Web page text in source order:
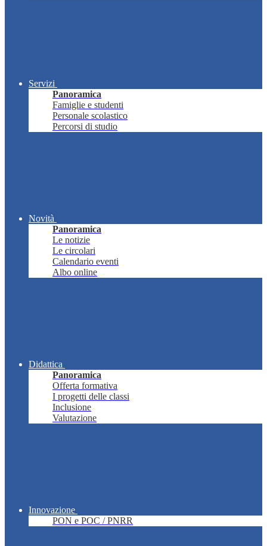
Servizi
Panoramica
Famiglie e studenti
Personale scolastico
Percorsi di studio
Novità
Panoramica
Le notizie
Le circolari
Calendario eventi
Albo online
Didattica
Panoramica
Offerta formativa
I progetti delle classi
Inclusione
Valutazione
Innovazione
PON e POC / PNRR